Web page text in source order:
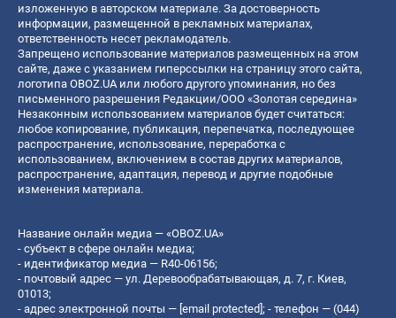
изложенную в авторском материале. За достоверность
информации, размещенной в рекламных материалах,
ответственность несет рекламодатель.
Запрещено использование материалов размещенных на этом
сайте, даже с указанием гиперссылки на страницу этого сайта,
логотипа OBOZ.UA или любого другого упоминания, но без
письменного разрешения Редакции/ООО «Золотая середина»
Незаконным использованием материалов будет считаться:
любое копирование, публикация, перепечатка, последующее
распространение, использование, переработка с
использованием, включением в состав других материалов,
распространение, адаптация, перевод и другие подобные
изменения материала.
Название онлайн медиа — «OBOZ.UA»
- субъект в сфере онлайн медиа;
- идентификатор медиа — R40-06156;
- почтовый адрес — ул. Деревообрабатывающая, д. 7, г. Киев,
01013;
- адрес электронной почты — [email protected]; - телефон — (044)